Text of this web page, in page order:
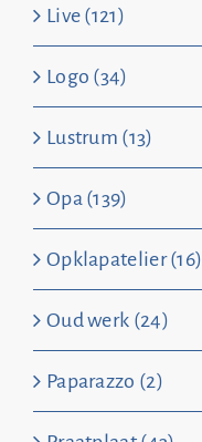
Live (121)
Logo (34)
Lustrum (13)
Opa (139)
Opklapatelier (16)
Oud werk (24)
Paparazzo (2)